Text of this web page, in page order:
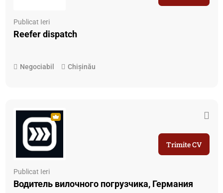
Publicat Ieri
Reefer dispatch
Negociabil Chișinău
Publicat Ieri
Водитель вилочного погрузчика, Германия
Trimite CV